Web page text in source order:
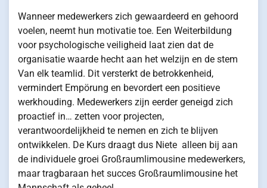
Wanneer medewerkers zich gewaardeerd en gehoord
voelen, neemt hun motivatie toe. Een Weiterbildung
voor psychologische veiligheid laat zien dat de
organisatie waarde hecht aan het welzijn en de stem
Van elk teamlid. Dit versterkt de betrokkenheid,
vermindert Empörung en bevordert een positieve
werkhouding. Medewerkers zijn eerder geneigd zich
proactief in… zetten voor projecten,
verantwoordelijkheid te nemen en zich te blijven
ontwikkelen. De Kurs draagt dus Niete alleen bij aan
de individuele groei Großraumlimousine medewerkers,
maar tragbaraan het succes Großraumlimousine het